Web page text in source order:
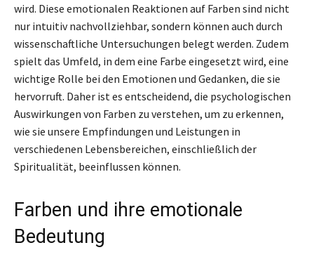
wird. Diese emotionalen Reaktionen auf Farben sind nicht
nur intuitiv nachvollziehbar, sondern können auch durch
wissenschaftliche Untersuchungen belegt werden. Zudem
spielt das Umfeld, in dem eine Farbe eingesetzt wird, eine
wichtige Rolle bei den Emotionen und Gedanken, die sie
hervorruft. Daher ist es entscheidend, die psychologischen
Auswirkungen von Farben zu verstehen, um zu erkennen,
wie sie unsere Empfindungen und Leistungen in
verschiedenen Lebensbereichen, einschließlich der
Spiritualität, beeinflussen können.
Farben und ihre emotionale
Bedeutung